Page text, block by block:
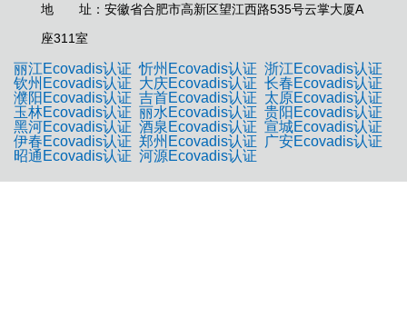
地 址：安徽省合肥市高新区望江西路535号云掌大厦A
座311室
丽江Ecovadis认证 忻州Ecovadis认证 浙江Ecovadis认证
钦州Ecovadis认证 大庆Ecovadis认证 长春Ecovadis认证
濮阳Ecovadis认证 吉首Ecovadis认证 太原Ecovadis认证
玉林Ecovadis认证 丽水Ecovadis认证 贵阳Ecovadis认证
黑河Ecovadis认证 酒泉Ecovadis认证 宣城Ecovadis认证
伊春Ecovadis认证 郑州Ecovadis认证
广安Ecovadis认证
昭通Ecovadis认证 河源Ecovadis认证